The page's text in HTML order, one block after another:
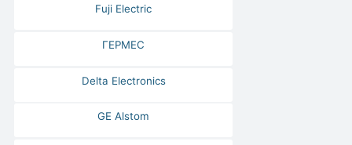
Fuji Electric
ГЕРМЕС
Delta Electronics
GE Alstom